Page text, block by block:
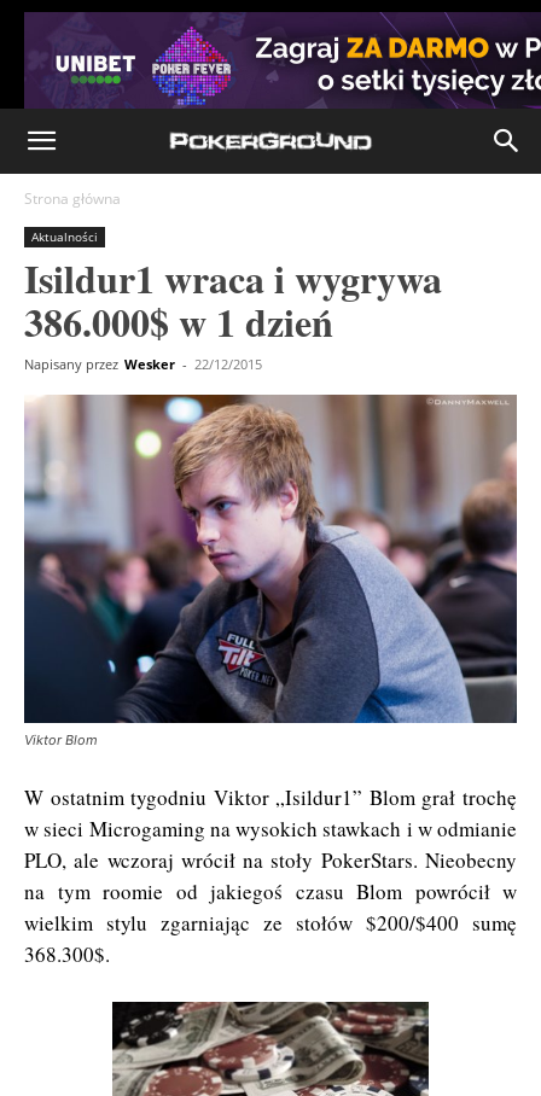
Strona główna
Aktualności
Isildur1 wraca i wygrywa
386.000$ w 1 dzień
Napisany przez Wesker - 22/12/2015
Viktor Blom
W ostatnim tygodniu Viktor „Isildur1” Blom grał trochę
w sieci Microgaming na wysokich stawkach i w odmianie
PLO, ale wczoraj wrócił na stoły PokerStars. Nieobecny
na tym roomie od jakiegoś czasu Blom powrócił w
wielkim stylu zgarniając ze stołów $200/$400 sumę
368.300$.